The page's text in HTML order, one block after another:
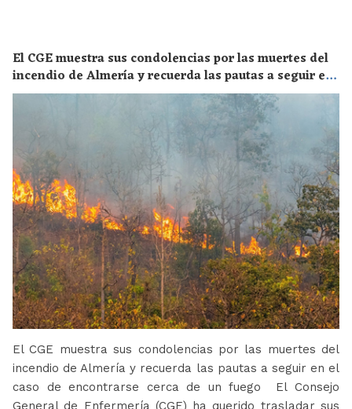
El CGE muestra sus condolencias por las muertes del
incendio de Almería y recuerda las pautas a seguir en
el caso de encontrarse cerca de un fuego
El CGE muestra sus condolencias por las muertes del
incendio de Almería y recuerda las pautas a seguir en el
caso de encontrarse cerca de un fuego El Consejo
General de Enfermería (CGE) ha querido trasladar sus